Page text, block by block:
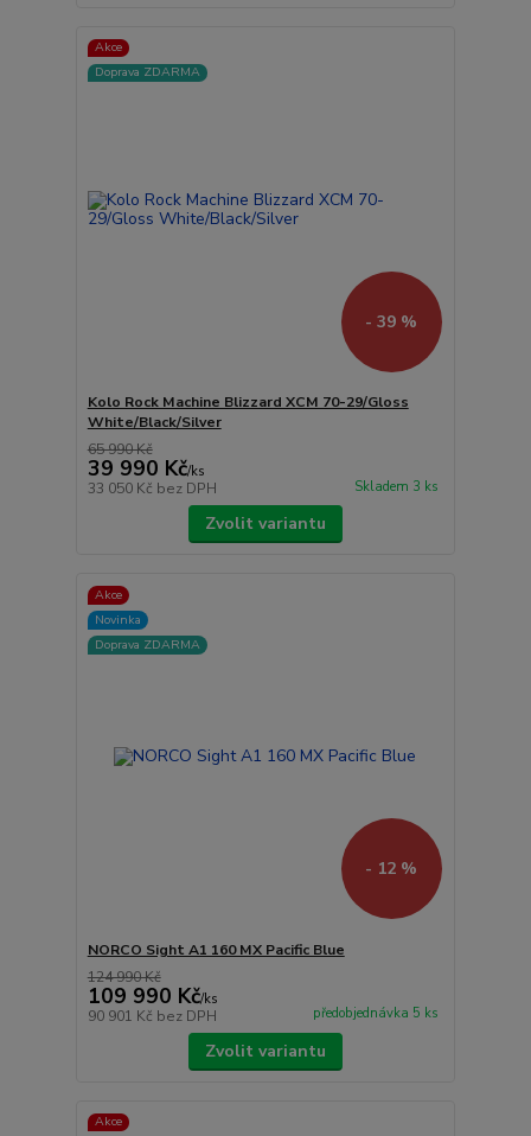
Akce
Doprava ZDARMA
- 39 %
Kolo Rock Machine Blizzard XCM 70-29/Gloss
White/Black/Silver
65 990 Kč
39 990 Kč/ks
33 050 Kč bez DPH Skladem 3 ks
Zvolit variantu
Akce
Novinka
Doprava ZDARMA
- 12 %
NORCO Sight A1 160 MX Pacific Blue
124 990 Kč
109 990 Kč/ks
90 901 Kč bez DPH předobjednávka 5 ks
Zvolit variantu
Akce